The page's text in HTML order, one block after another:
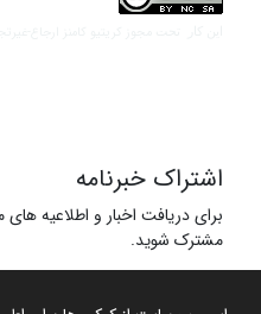
اشتراک خبرنامه
برای دریافت اخبار و اطلاعیه
مشترک شوید.